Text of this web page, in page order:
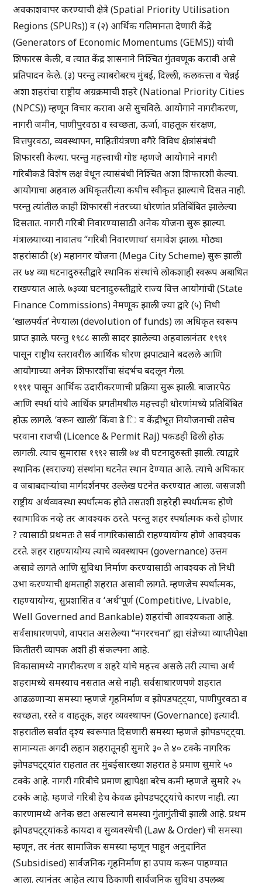
अवकाशवापर करण्याची क्षेत्रे (Spatial Priority Utilisation
Regions (SPURs)) व (२) आर्थिक गतिमानता देणारी केंद्रे
(Generators of Economic Momentums (GEMS)) यांची
शिफारस केली, व त्यात केंद्र शासनाने निश्चित गुंतवणूक करावी असे
प्रतिपादन केले. (३) परन्तु त्याबरोबरच मुंबई, दिल्ली, कलकत्ता व चेन्नई
अशा शहरांचा राष्ट्रीय अग्रक्रमाची शहरे (National Priority Cities
(NPCS)) म्हणून विचार करावा असे सुचविले. आयोगाने नागरीकरण,
नागरी जमीन, पाणीपुरवठा व स्वच्छता, ऊर्जा, वाहतूक संरक्षण,
वित्तपुरवठा, व्यवस्थापन, माहितीयंत्रणा वगैरे विविध क्षेत्रांसंबंधी
शिफारसी केल्या. परन्तु महत्त्वाची गोष्ट म्हणजे आयोगाने नागरी
गरिबीकडे विशेष लक्ष वेधून त्यासंबंधी निश्चित अशा शिफारशी केल्या.
आयोगाचा अहवाल अधिकृतरीत्या कधीच स्वीकृत झाल्याचे दिसत नाही.
परन्तु त्यांतील काही शिफारसी नंतरच्या धोरणांत प्रतिबिंबित झालेल्या
दिसतात. नागरी गरिबी निवारण्यासाठी अनेक योजना सुरू झाल्या.
मंत्रालयाच्या नावातच “गरिबी निवारणाचा’ समावेश झाला. मोठ्या
शहरांसाठी (४) महानगर योजना (Mega City Scheme) सुरू झाली
तर ७४ व्या घटनादुरुस्तीद्वारे स्थानिक संस्थांचे लोकशाही स्वरूप अबाधित
राखण्यात आले. ७३व्या घटनादुरुस्तीद्वारे राज्य वित्त आयोगांची (State
Finance Commissions) नेमणूक झाली ज्या द्वारे (५) निधी
‘खालपर्यंत’ नेण्याला (devolution of funds) ला अधिकृत स्वरूप
प्राप्त झाले. परन्तु १९८८ साली सादर झालेल्या अहवालानंतर १९९१
पासून राष्ट्रीय स्तरावरील आर्थिक धोरण झपाट्याने बदलले आणि
आयोगाच्या अनेक शिफारशींचा संदर्भच बदलून गेला.
१९९१ पासून आर्थिक उदारीकरणाची प्रक्रिया सुरू झाली. बाजारपेठ
आणि स्पर्धा यांचे आर्थिक प्रगतीमधील महत्त्वही धोरणांमध्ये प्रतिबिंबित
होऊ लागले. ‘वरून खाली’ किंवा ढे ि व केंद्रीभूत नियोजनाची तसेच
परवाना राजची (Licence & Permit Raj) पकडही ढिली होऊ
लागली. त्याच सुमारास १९९२ साली ७४ वी घटनादुरुस्ती झाली. त्याद्वारे
स्थानिक (स्वराज्य) संस्थांना घटनेत स्थान देण्यात आले. त्यांचे अधिकार
व जबाबदाऱ्यांचा मार्गदर्शनपर उल्लेख घटनेत करण्यात आला. जसजशी
राष्ट्रीय अर्थव्यवस्था स्पर्धात्मक होते तसतशी शहरेही स्पर्धात्मक होणे
स्वाभाविक नव्हे तर आवश्यक ठरते. परन्तु शहर स्पर्धात्मक कसे होणार
? त्यासाठी प्रथमतः ते सर्व नागरिकांसाठी राहण्यायोग्य होणे आवश्यक
टरते. शहर राहण्यायोग्य त्याचे व्यवस्थापन (governance) उत्तम
असावे लागते आणि सुविधा निर्माण करण्यासाठी आवश्यक तो निधी
उभा करण्याची क्षमताही शहरात असावी लागते. म्हणजेच स्पर्धात्मक,
राहण्यायोग्य, सुप्रशासित व ‘अर्थ’पूर्ण (Competitive, Livable,
Well Governed and Bankable) शहरांची आवश्यकता आहे.
सर्वसाधारणपणे, वापरात असलेल्या “नगररचना” ह्या संज्ञेच्या व्याप्तीपेक्षा
कितीतरी व्यापक अशी ही संकल्पना आहे.
विकासामध्ये नागरीकरण व शहरे यांचे महत्त्व असले तरी त्याचा अर्थ
शहरामध्ये समस्याच नसतात असे नाही. सर्वसाधारणपणे शहरात
आढळणाऱ्या समस्या म्हणजे गृहनिर्माण व झोपडपट्ट्या, पाणीपुरवठा व
स्वच्छता, रस्ते व वाहतूक, शहर व्यवस्थापन (Governance) इत्यादी.
शहरातील सर्वांत दृश्य स्वरूपात दिसणारी समस्या म्हणजे झोपडपट्ट्या.
सामान्यतः अगदी लहान शहरातूनही सुमारे ३० ते ४० टक्के नागरिक
झोपडपट्ट्यांत राहतात तर मुंबईसारख्या शहरात हे प्रमाण सुमारे ५०
टक्के आहे. नागरी गरिबीचे प्रमाण ह्यापेक्षा बरेच कमी म्हणजे सुमारे २५
टक्के आहे. म्हणजे गरिबी हेच केवळ झोपडपट्ट्यांचे कारण नाही. त्या
कारणामध्ये अनेक छटा असल्याने समस्या गुंतागुंतीची झाली आहे. प्रथम
झोपडपट्ट्यांकडे कायदा व सुव्यवस्थेची (Law & Order) ची समस्या
म्हणून, तर नंतर सामाजिक समस्या म्हणून पाहून अनुदानित
(Subsidised) सार्वजनिक गृहनिर्माण हा उपाय करून पाहण्यात
आला. त्यानंतर आहेत त्याच ठिकाणी सार्वजनिक सुविधा उपलब्ध